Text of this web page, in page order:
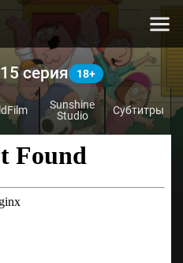
серия
Sunshine
Studio
Субтитры